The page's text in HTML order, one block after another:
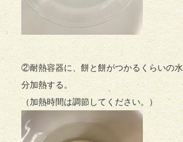
②耐熱容器に、餅と餅がつかるくらいの
分加熱する。
（加熱時間は調節してください。）